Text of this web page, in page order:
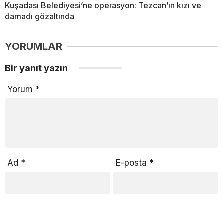
Kuşadası Belediyesi’ne operasyon: Tezcan’ın kızı ve
damadı gözaltında
YORUMLAR
Bir yanıt yazın
Yorum *
Ad * E-posta *